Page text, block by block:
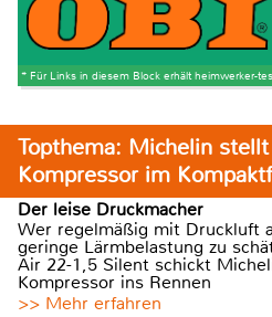
* Für Links in diesem Block erhält heimwerker-
Topthema: Michelin
Kompressor im
Der leise Druckmacher
Wer regelmäßig mit Druckluft
geringe Lärmbelastung zu
Air 22-1,5 Silent schickt
Kompressor ins Rennen
>> Mehr erfahren